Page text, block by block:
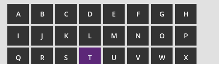
A B C D E F G H
I J K L M N O P
Q R S T U V W X